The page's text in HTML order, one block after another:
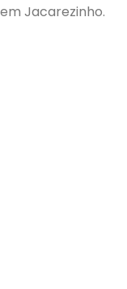
Jacarezinho.